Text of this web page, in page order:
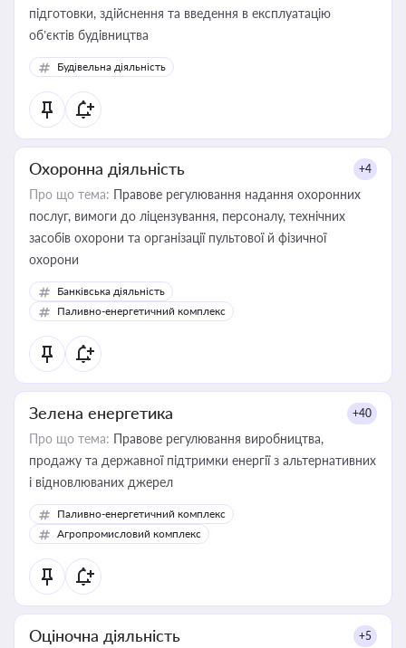
підготовки, здійснення та введення в експлуатацію
об’єктів будівництва
Будівельна діяльність
Охоронна діяльність +4
Про що тема: Правове регулювання надання охоронних
послуг, вимоги до ліцензування, персоналу, технічних
засобів охорони та організації пультової й фізичної
охорони
Банківська діяльність
Паливно-енергетичний комплекс
Зелена енергетика +40
Про що тема: Правове регулювання виробництва,
продажу та державної підтримки енергії з альтернативних
і відновлюваних джерел
Паливно-енергетичний комплекс
Агропромисловий комплекс
Оціночна діяльність +5